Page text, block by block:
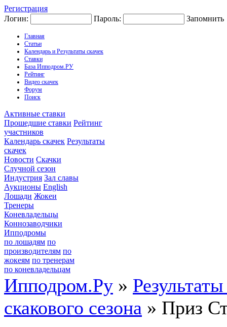
Регистрация
Логин:
Пароль: Запомнить
Главная
Статьи
Календарь и Результаты скачек
Ставки
База Ипподром.РУ
Рейтинг
Видео скачек
Форум
Поиск
Активные ставки
Прошедшие ставки Рейтинг
участников
Календарь скачек Результаты
скачек
Новости Скачки
Случной сезон
Индустрия Зал славы
Аукционы English
Лошади Жокеи
Тренеры
Коневладельцы
Коннозаводчики
Ипподромы
по лошадям по
производителям по
жокеям по тренерам
по коневладельцам
Ипподром.Ру »
скакового сезона » Приз